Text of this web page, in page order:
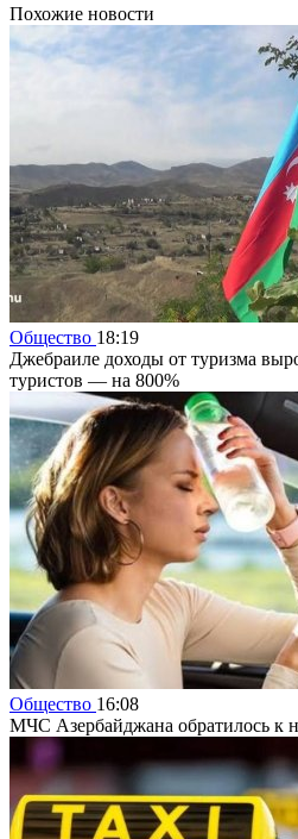
Похожие новости
Общество 18:19
Джебраиле доходы от туризма
туристов — на 800%
Общество 16:08
МЧС Азербайджана обратилось к